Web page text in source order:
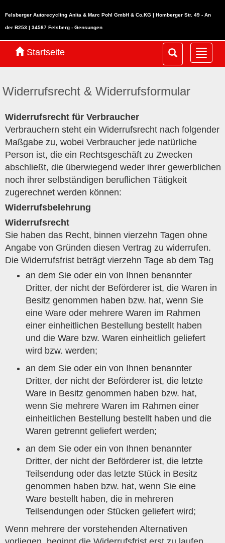
Felsberger Autorecycling Anita & Marc Pohl GmbH & Co.KG | Homberger Str. 49 - An
der B253 | 34587 Felsberg - Gensungen
ein-/
Startseite
Widerrufsrecht & Widerrufsformular
Widerrufsrecht für Verbraucher
Verbrauchern steht ein Widerrufsrecht nach folgender
Maßgabe zu, wobei Verbraucher jede natürliche
Person ist, die ein Rechtsgeschäft zu Zwecken
abschließt, die überwiegend weder ihrer gewerblichen
noch ihrer selbständigen beruflichen Tätigkeit
zugerechnet werden können:
Widerrufsbelehrung
Widerrufsrecht
Sie haben das Recht, binnen vierzehn Tagen ohne
Angabe von Gründen diesen Vertrag zu widerrufen.
Die Widerrufsfrist beträgt vierzehn Tage ab dem Tag
an dem Sie oder ein von Ihnen benannter
Dritter, der nicht der Beförderer ist, die Waren in
Besitz genommen haben bzw. hat, wenn Sie
eine Ware oder mehrere Waren im Rahmen
einer einheitlichen Bestellung bestellt haben
und die Ware bzw. Waren einheitlich geliefert
wird bzw. werden;
an dem Sie oder ein von Ihnen benannter
Dritter, der nicht der Beförderer ist, die letzte
Ware in Besitz genommen haben bzw. hat,
wenn Sie mehrere Waren im Rahmen einer
einheitlichen Bestellung bestellt haben und die
Waren getrennt geliefert werden;
an dem Sie oder ein von Ihnen benannter
Dritter, der nicht der Beförderer ist, die letzte
Teilsendung oder das letzte Stück in Besitz
genommen haben bzw. hat, wenn Sie eine
Ware bestellt haben, die in mehreren
Teilsendungen oder Stücken geliefert wird;
Wenn mehrere der vorstehenden Alternativen